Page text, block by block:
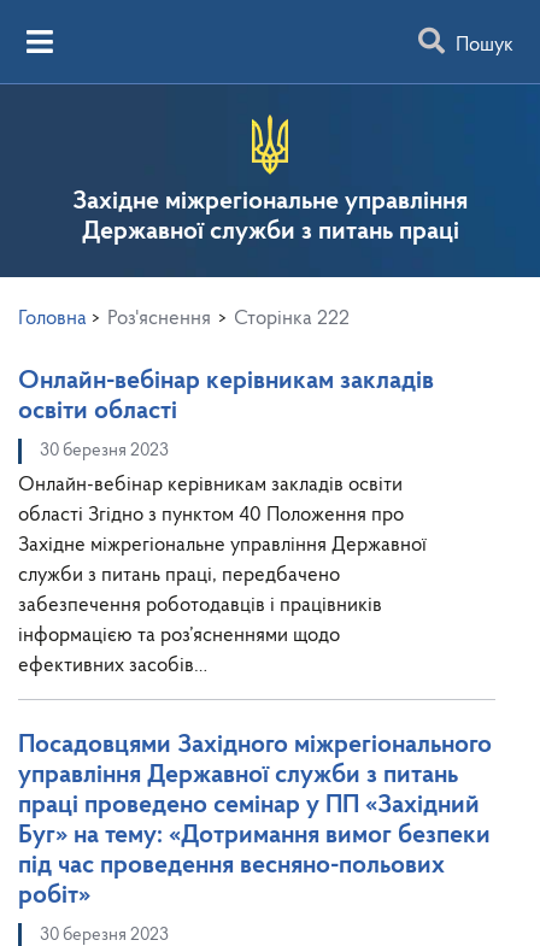
Пошук
Західне міжрегіональне управління
Державної служби з питань праці
Головна > Роз'яснення > Сторінка 222
Онлайн-вебінар керівникам закладів
освіти області
30 березня 2023
Онлайн-вебінар керівникам закладів освіти
області Згідно з пунктом 40 Положення про
Західне міжрегіональне управління Державної
служби з питань праці, передбачено
забезпечення роботодавців і працівників
інформацією та роз’ясненнями щодо
ефективних засобів…
Посадовцями Західного міжрегіонального
управління Державної служби з питань
праці проведено семінар у ПП «Західний
Буг» на тему: «Дотримання вимог безпеки
під час проведення весняно-польових
робіт»
30 березня 2023